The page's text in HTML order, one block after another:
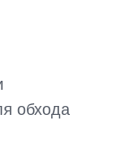
обхода